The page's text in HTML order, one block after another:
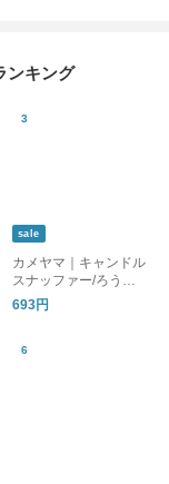
ンキング
sale
カメヤマ｜キャンドル
スナッファー/ろうそ
く消し
693円